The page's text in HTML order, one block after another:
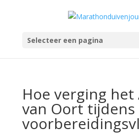
Selecteer een pagina
Hoe verging
van Oort tijdens